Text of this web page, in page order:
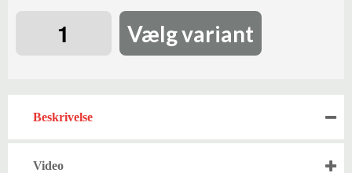
Vælg variant
Beskrivelse
Video